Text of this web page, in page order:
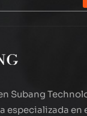
Subang
especializada en